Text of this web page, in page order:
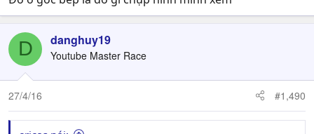
D danghuy19
Youtube Master Race
27/4/16 #1,490